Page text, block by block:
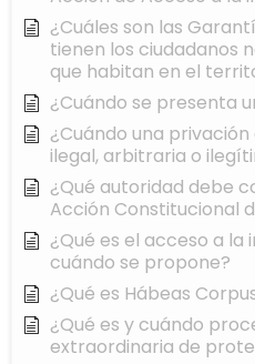
¿Cuáles son las
tienen los ciudadanos
que habitan en el
¿Cuándo se presenta
¿Cuándo una
ilegal, arbitraria o
¿Qué autoridad debe
Acción Constitucional
¿Qué es el acceso a
cuándo se propone?
¿Qué es Hábeas
¿Qué es y cuándo
extraordinaria de